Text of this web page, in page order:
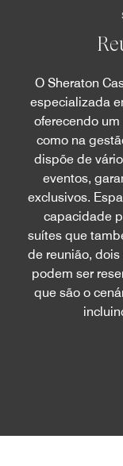
O Sheraton
especializada
oferecendo
como na
dispõe de
eventos,
exclusivos.
capacidade
suítes que
de reunião,
podem ser
que são o